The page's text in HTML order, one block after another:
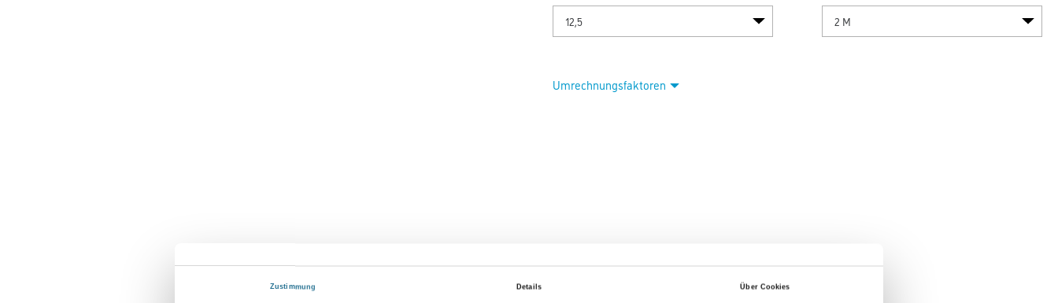
Zustimmung Details Über Cookies
Umrechnungsfaktoren
VIELLEICHT GEFÄLLT IHNEN AUCH...